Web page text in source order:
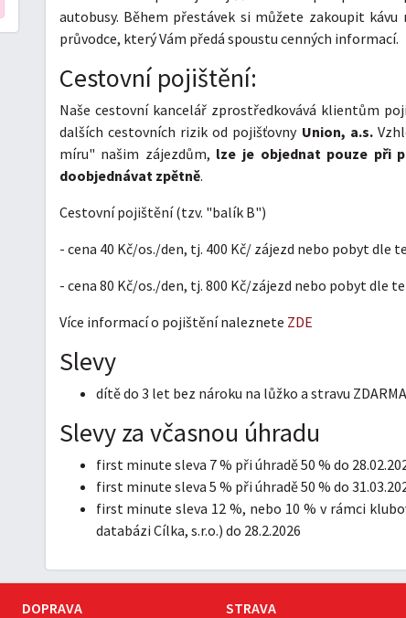
autobusy. Během přestávek si můžete zakoupit
průvodce, který Vám předá spoustu cenných informací.
Cestovní pojištění:
Naše cestovní kancelář zprostředkovává klientům
dalších cestovních rizik od pojišťovny Union, a.s.
míru" našim zájezdům, lze je objednat pouze při
doobjednávat zpětně.
Cestovní pojištění (tzv. "balík B")
- cena 40 Kč/os./den, tj. 400 Kč/ zájezd nebo pobyt dle
- cena 80 Kč/os./den, tj. 800 Kč/zájezd nebo pobyt dle
Více informací o pojištění naleznete ZDE
Slevy
dítě do 3 let bez nároku na lůžko a stravu ZDARMA
Slevy za včasnou úhradu
first minute sleva 7 % při úhradě 50 % do
first minute sleva 5 % při úhradě 50 % do
first minute sleva 12 %, nebo 10 % v rámci
databázi Cílka, s.r.o.) do 28.2.2026
DOPRAVA STRAVA